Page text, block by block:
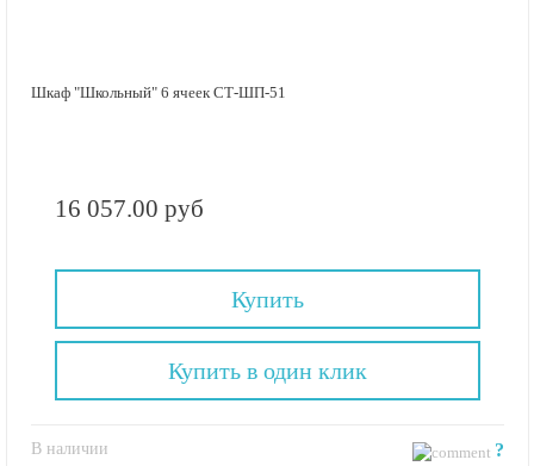
Шкаф "Школьный" 6 ячеек СТ-ШП-51
16 057.00 руб
Купить
В наличии ?
Купить в один клик